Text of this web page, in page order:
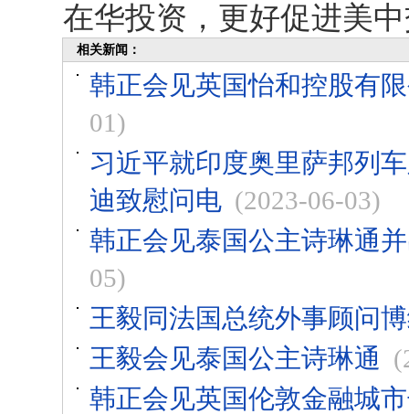
在华投资，更好促进美
相关新闻：
韩正会见英国怡和控股有
01)
习近平就印度奥里萨邦列
迪致慰问电 (2023-06-03)
韩正会见泰国公主诗琳通
05)
王毅同法国总统外事顾问
王毅会见泰国公主诗琳通
韩正会见英国伦敦金融城